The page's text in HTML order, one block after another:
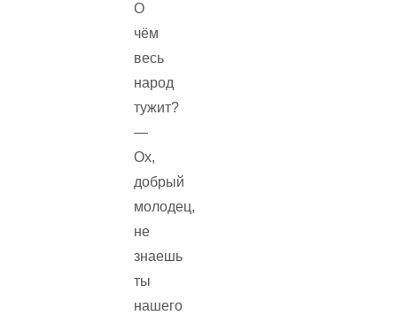
О
чём
весь
народ
тужит?
—
Ох,
добрый
молодец,
не
знаешь
ты
нашего